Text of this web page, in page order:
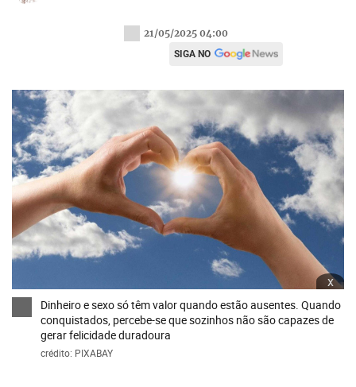
21/05/2025 04:00
SIGA NO
x
Dinheiro e sexo só têm valor quando estão ausentes. Quando
conquistados, percebe-se que sozinhos não são capazes de
gerar felicidade duradoura
crédito: PIXABAY